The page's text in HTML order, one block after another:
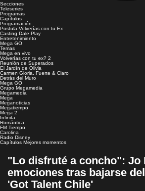
Secciones
Teleseries
Programas
Capítulos
Programación
Postula Volverías con tu Ex
Casting Dale Play
Entretenimiento
Mega GO
Temas
Mega en vivo
Volverías con tu ex? 2
Reunión de Superados
El Jardín de Olivia
Carmen Gloria, Fuerte & Claro
Detrás del Muro
Mega GO
Grupo Megamedia
Megamedia
Mega
Meganoticias
Megatiempo
Mega 2
Infinita
Romántica
FM Tiempo
Carolina
Radio Disney
Capítulos Mejores momentos
"Lo disfruté a concho": Jo
emociones tras bajarse
'Got Talent Chile'